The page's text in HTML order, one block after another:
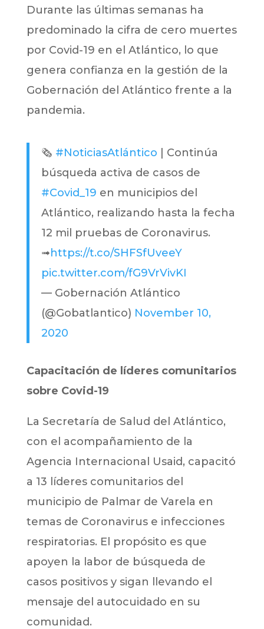
Durante las últimas semanas ha
predominado la cifra de cero muertes
por Covid-19 en el Atlántico, lo que
genera confianza en la gestión de la
Gobernación del Atlántico frente a la
pandemia.
🗞️ #NoticiasAtlántico | Continúa
búsqueda activa de casos de
#Covid_19 en municipios del
Atlántico, realizando hasta la fecha
12 mil pruebas de Coronavirus.
➟https://t.co/SHFSfUveeY
pic.twitter.com/fG9VrVivKI
— Gobernación Atlántico
(@Gobatlantico) November 10,
2020
Capacitación de líderes comunitarios
sobre Covid-19
La Secretaría de Salud del Atlántico,
con el acompañamiento de la
Agencia Internacional Usaid, capacitó
a 13 líderes comunitarios del
municipio de Palmar de Varela en
temas de Coronavirus e infecciones
respiratorias. El propósito es que
apoyen la labor de búsqueda de
casos positivos y sigan llevando el
mensaje del autocuidado en su
comunidad.